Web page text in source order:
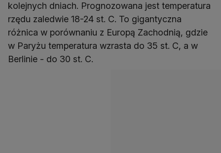
kolejnych dniach. Prognozowana jest temperatura
rzędu zaledwie 18-24 st. C. To gigantyczna
różnica w porównaniu z Europą Zachodnią, gdzie
w Paryżu temperatura wzrasta do 35 st. C, a w
Berlinie - do 30 st. C.